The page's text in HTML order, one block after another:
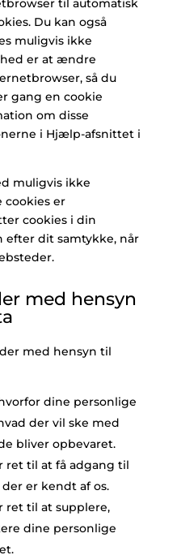
til automatisk
Du kan også
muligvis ikke
er at ændre
så du
gang en cookie
om disse
i Hjælp-afsnittet i
muligvis ikke
cookies er
cookies i din
efter dit samtykke, når
med hensyn
med hensyn til
dine personlige
der vil ske med
bliver opbevaret.
ret til at få adgang til
er kendt af os.
ret til at supplere,
dine personlige